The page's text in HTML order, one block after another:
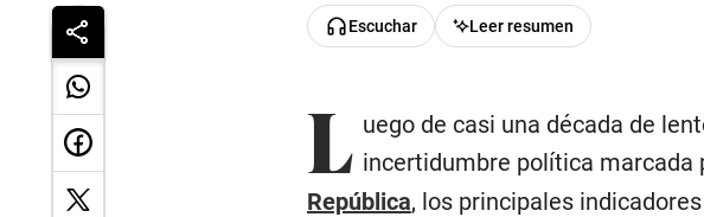
Escuchar Leer resumen
L uego de casi una década de
incertidumbre política marcada
República, los principales